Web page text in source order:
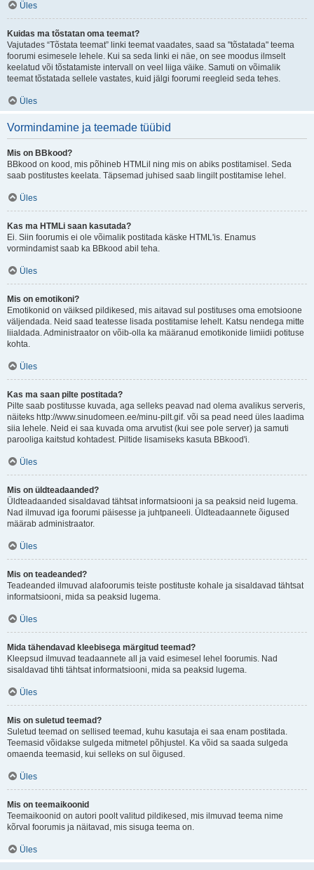
Üles
Kuidas ma tõstatan oma teemat?
Vajutades “Tõstata teemat” linki teemat vaadates, saad sa "tõstatada" teema
foorumi esimesele lehele. Kui sa seda linki ei näe, on see moodus ilmselt
keelatud või tõstatamiste intervall on veel liiga väike. Samuti on võimalik
teemat tõstatada sellele vastates, kuid jälgi foorumi reegleid seda tehes.
Üles
Vormindamine ja teemade tüübid
Mis on BBkood?
BBkood on kood, mis põhineb HTMLil ning mis on abiks postitamisel. Seda
saab postitustes keelata. Täpsemad juhised saab lingilt postitamise lehel.
Üles
Kas ma HTMLi saan kasutada?
Ei. Siin foorumis ei ole võimalik postitada käske HTML'is. Enamus
vormindamist saab ka BBkood abil teha.
Üles
Mis on emotikoni?
Emotikonid on väiksed pildikesed, mis aitavad sul postituses oma emotsioone
väljendada. Neid saad teatesse lisada postitamise lehelt. Katsu nendega mitte
liialdada. Administraator on võib-olla ka määranud emotikonide limiidi potituse
kohta.
Üles
Kas ma saan pilte postitada?
Pilte saab postitusse kuvada, aga selleks peavad nad olema avalikus serveris,
näiteks http://www.sinudomeen.ee/minu-pilt.gif. või sa pead need üles laadima
siia lehele. Neid ei saa kuvada oma arvutist (kui see pole server) ja samuti
parooliga kaitstud kohtadest. Piltide lisamiseks kasuta BBkood'i.
Üles
Mis on üldteadaanded?
Üldteadaanded sisaldavad tähtsat informatsiooni ja sa peaksid neid lugema.
Nad ilmuvad iga foorumi päisesse ja juhtpaneeli. Üldteadaannete õigused
määrab administraator.
Üles
Mis on teadeanded?
Teadeanded ilmuvad alafoorumis teiste postituste kohale ja sisaldavad tähtsat
informatsiooni, mida sa peaksid lugema.
Üles
Mida tähendavad kleebisega märgitud teemad?
Kleepsud ilmuvad teadaannete all ja vaid esimesel lehel foorumis. Nad
sisaldavad tihti tähtsat informatsiooni, mida sa peaksid lugema.
Üles
Mis on suletud teemad?
Suletud teemad on sellised teemad, kuhu kasutaja ei saa enam postitada.
Teemasid võidakse sulgeda mitmetel põhjustel. Ka võid sa saada sulgeda
omaenda teemasid, kui selleks on sul õigused.
Üles
Mis on teemaikoonid
Teemaikoonid on autori poolt valitud pildikesed, mis ilmuvad teema nime
kõrval foorumis ja näitavad, mis sisuga teema on.
Üles